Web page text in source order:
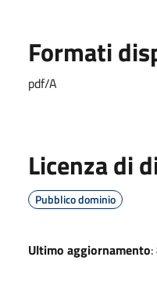
Formati
pdf/A
Licenza di
Pubblico dominio
Ultimo aggiornamento